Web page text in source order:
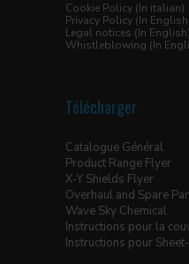
Cookie Policy (In italian)
Privacy Policy (In
Legal notices (In English)
Whistleblowing (In
Télécharger
Catalogue Général
Product Range Flyer
X-Y Shields Flyer
Overhaul and Spare
Wave Sky Chemical
Instructions pour la
Instructions pour